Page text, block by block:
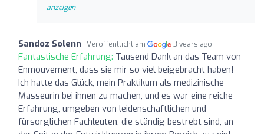
anzeigen
Sandoz Solenn Veröffentlicht am 3 years ago
Fantastische Erfahrung: Tausend Dank an das Team von
Enmouvement, dass sie mir so viel beigebracht haben!
Ich hatte das Glück, mein Praktikum als medizinische
Masseurin bei ihnen zu machen, und es war eine reiche
Erfahrung, umgeben von leidenschaftlichen und
fürsorglichen Fachleuten, die ständig bestrebt sind, an